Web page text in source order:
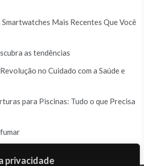
privacidade
Mais Recentes Que Você
as tendências
no Cuidado com a Saúde e
para Piscinas: Tudo o que Precisa